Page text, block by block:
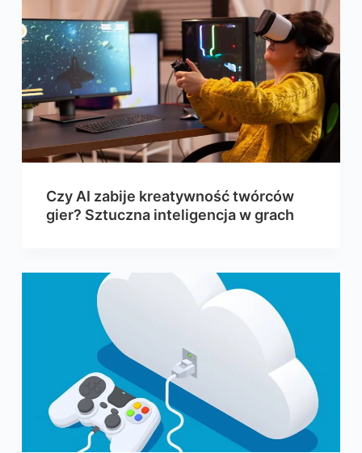
Czy AI zabije kreatywność twórców
gier? Sztuczna inteligencja w grach